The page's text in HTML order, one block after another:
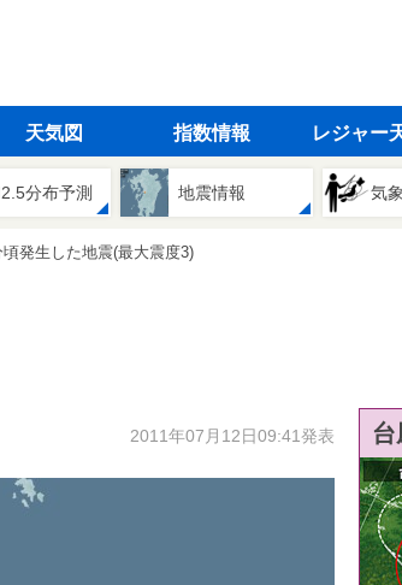
天気図 指数情報 レジャー
分布予測 地震情報 気
頃発生した地震(最大震度3)
2011年07月12日09:41発表